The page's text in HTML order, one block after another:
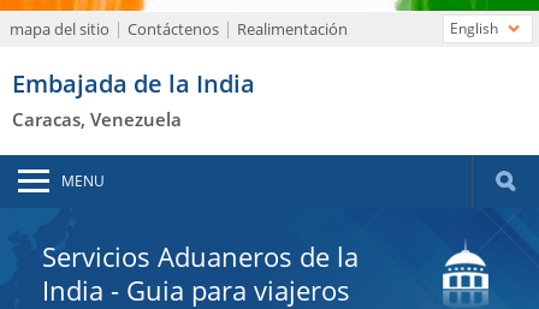
mapa del sitio Contáctenos Realimentación
Embajada de la India
Caracas, Venezuela
English
MENU
Servicios Aduaneros de la
India - Guia para viajeros